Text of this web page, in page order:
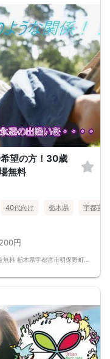
望の方！30歳
無料
40代向け 栃木県 宇都宮市
円